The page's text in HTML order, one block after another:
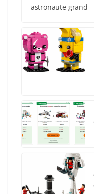
astronaute grand